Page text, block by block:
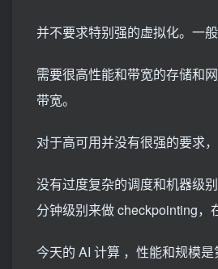
并不要求特别强的虚拟化。一
需要很高性能和带宽的存储和
带宽。
对于高可用并没有很强的要求
没有过度复杂的调度和机器级
分钟级别来做 checkpointing，
今天的 AI 计算 ，性能和规模